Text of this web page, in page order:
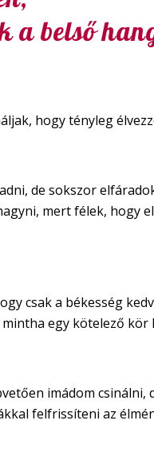
a belső
hogy tényleg
de sokszor
mert félek, hogy
csak a békesség
egy kötelező kör
imádom csinálni,
felfrissíteni az